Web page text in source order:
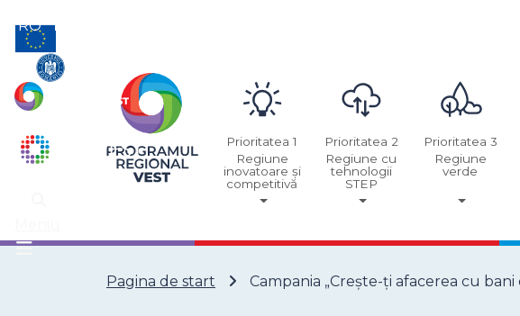
Prioritatea 1
Regiune
inovatoare și
competitivă
Prioritatea 2
Regiune cu
tehnologii
STEP
Prioritatea 3
Regiune
verde
Pagina de start Campania „Crește-ți afacerea cu bani
RO EN